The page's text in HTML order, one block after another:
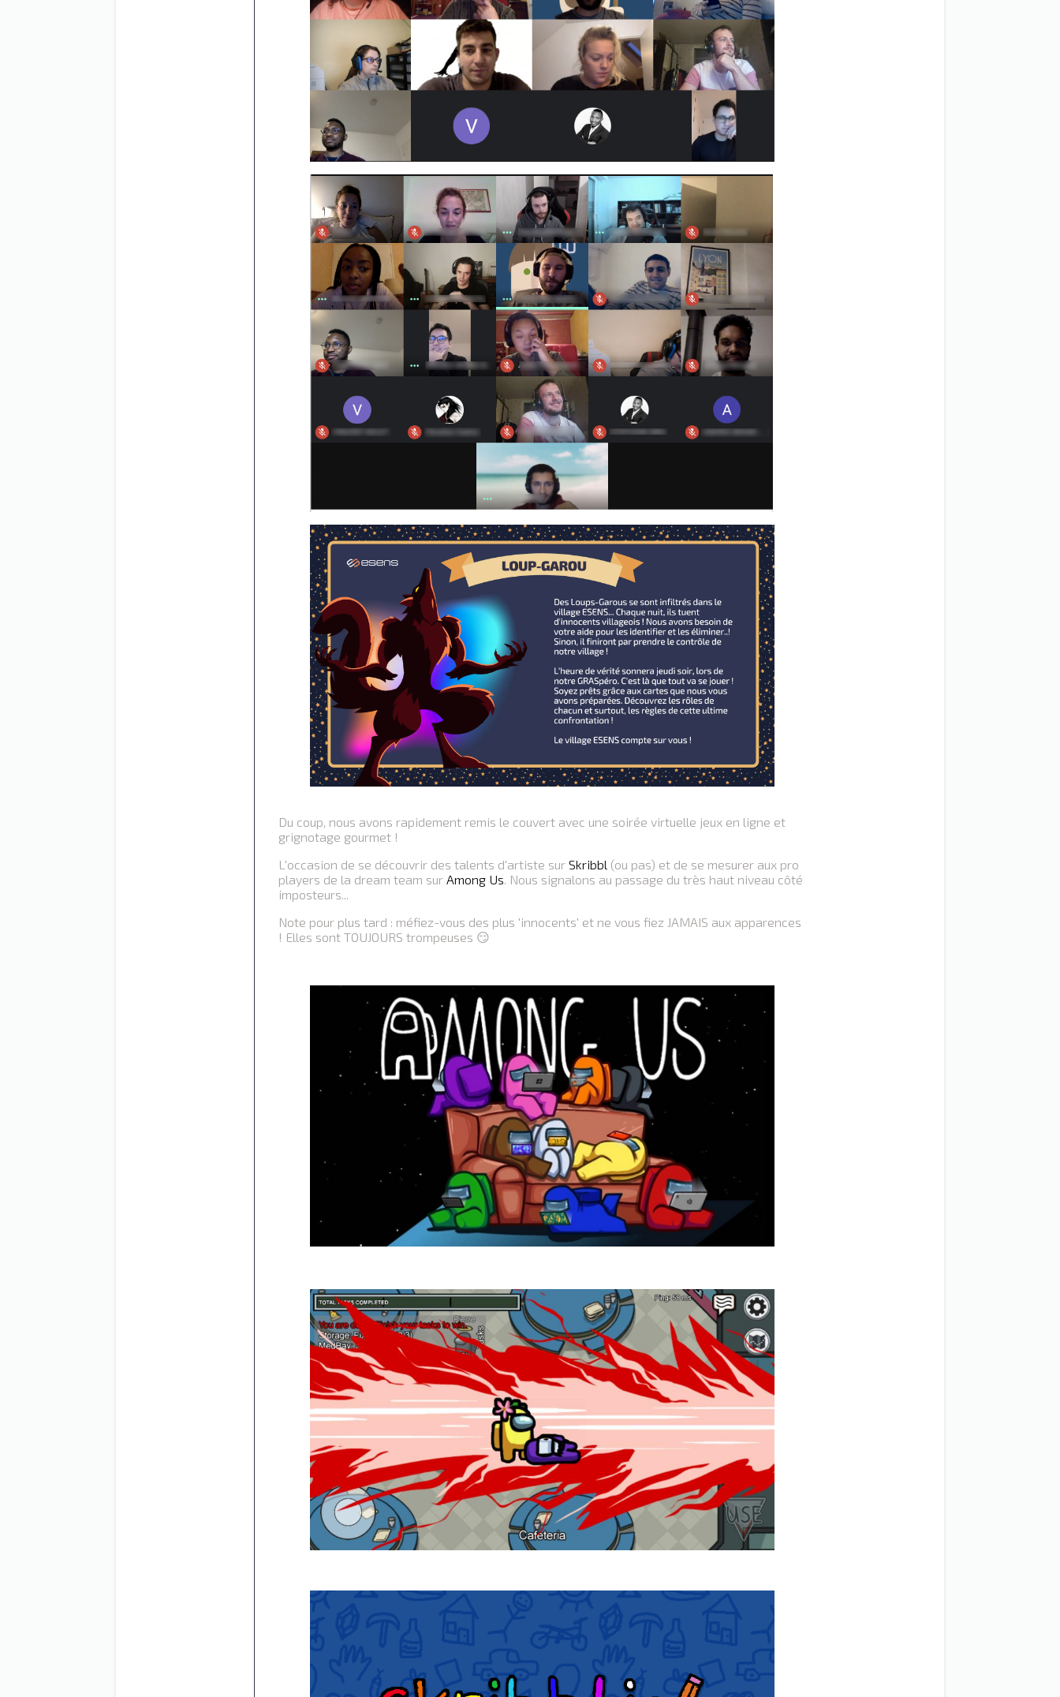
Du coup, nous avons rapidement remis le couvert avec une soirée virtuelle jeux en ligne et
grignotage gourmet !
L'occasion de se découvrir des talents d'artiste sur Skribbl (ou pas) et de se mesurer aux pro
players de la dream team sur Among Us . Nous signalons au passage du très haut niveau côté
imposteurs...
Note pour plus tard : méfiez-vous des plus 'innocents' et ne vous fiez JAMAIS aux apparences
! Elles sont TOUJOURS trompeuses 😏